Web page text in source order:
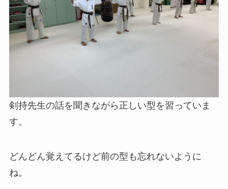
剣持先生の話を聞きながら正しい型を習っていま
す。
どんどん覚えてるけど前の型も忘れないように
ね。